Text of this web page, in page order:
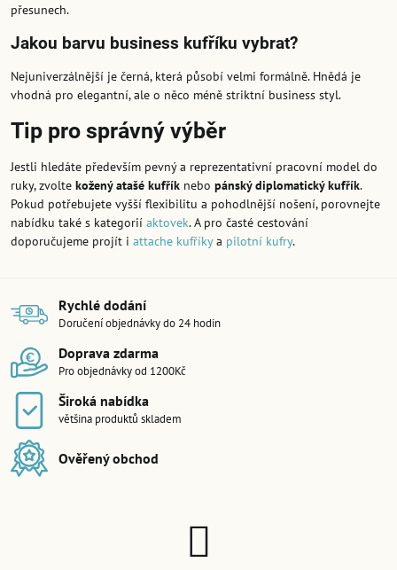
přesunech.
Jakou barvu business kufříku vybrat?
Nejuniverzálnější je černá, která působí velmi formálně. Hnědá je
vhodná pro elegantní, ale o něco méně striktní business styl.
Tip pro správný výběr
Jestli hledáte především pevný a reprezentativní pracovní model do
ruky, zvolte kožený atašé kufřík nebo pánský diplomatický kufřík.
Pokud potřebujete vyšší flexibilitu a pohodlnější nošení, porovnejte
nabídku také s kategorií aktovek. A pro časté cestování
doporučujeme projít i attache kufříkya pilotní kufry.
Rychlé dodání
Doručení objednávky do 24 hodin
Doprava zdarma
Pro objednávky od 1200Kč
Široká nabídka
většina produktů skladem
Ověřený obchod